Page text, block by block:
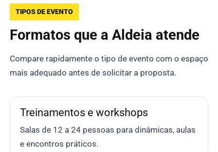
TIPOS DE EVENTO
Formatos que a Aldeia atende
Compare rapidamente o tipo de evento com o espaço
mais adequado antes de solicitar a proposta.
Treinamentos e workshops
Salas de 12 a 24 pessoas para dinâmicas, aulas
e encontros práticos.